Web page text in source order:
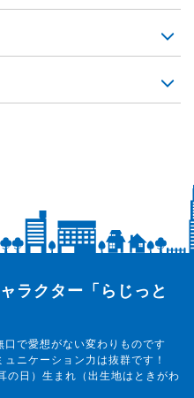
ラクター「らじっと
口で愛想がない変わりものです
ニケーション力は抜群です！
の日）生まれ（出生地はときがわ